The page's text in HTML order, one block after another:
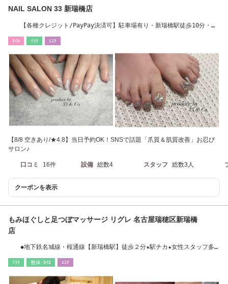
NAIL SALON 33 新瑞橋店
【各種クレジット/PayPay決済可】駐車場有り・新瑞橋駅徒歩10分・市
ﾈｲﾙ ﾘﾗｸ ｴｽﾃ
【8/8 空きあり/★4.8】当日予約OK！SNSで話題「爪質＆肌質改善」お忍び
サロン♪
口コミ 16件 設備 総数4 スタッフ 総数3人
クーポンを表示
もみほぐしと足つぼマッサージ リグレ 名古屋瑞穂区新瑞橋
店
◆地下鉄名城線・桜通線【新瑞橋駅】徒歩２分★駅チカ★女性スタッフ多
ﾘﾗｸ 整体･ｶｲﾛ ｴｽﾃ